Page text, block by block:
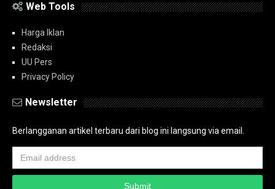
Web Tools
Harga Iklan
Redaksi
UU Pers
Privacy Policy
Newsletter
Berlangganan artikel terbaru dari blog ini langsung via email.